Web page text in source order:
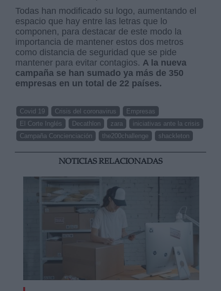
Todas han modificado su logo, aumentando el
espacio que hay entre las letras que lo
componen, para destacar de este modo la
importancia de mantener estos dos metros
como distancia de seguridad que se pide
mantener para evitar contagios. A la nueva
campaña se han sumado ya más de 350
empresas en un total de 22 países.
Covid 19 Crisis del coronavirus
Empresas
El Corte Inglés
Decathlon zara
iniciativas ante la crisis
Campaña Concienciación
the200challenge shackleton
NOTICIAS RELACIONADAS